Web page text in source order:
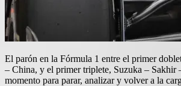
El parón en la Fórmula 1 entre el primer
– China, y el primer triplete, Suzuka – Sakhir
momento para parar, analizar y volver a la